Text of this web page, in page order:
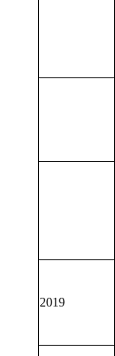
2019